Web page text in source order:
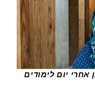
אחרי יום לימודים